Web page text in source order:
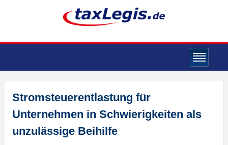
Stromsteuerentlastung für
Unternehmen in Schwierigkeiten als
unzulässige Beihilfe